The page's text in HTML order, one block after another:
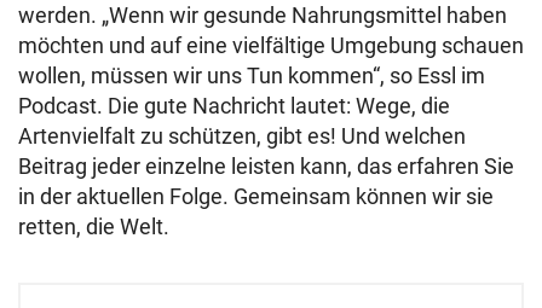
werden. „Wenn wir gesunde Nahrungsmittel haben
möchten und auf eine vielfältige Umgebung schauen
wollen, müssen wir uns Tun kommen“, so Essl im
Podcast. Die gute Nachricht lautet: Wege, die
Artenvielfalt zu schützen, gibt es! Und welchen
Beitrag jeder einzelne leisten kann, das erfahren Sie
in der aktuellen Folge. Gemeinsam können wir sie
retten, die Welt.